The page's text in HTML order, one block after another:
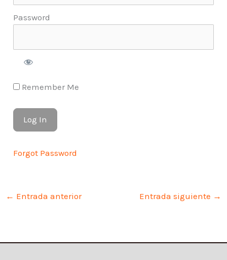
Password
Remember Me
Forgot Password
← Entrada anterior Entrada siguiente →